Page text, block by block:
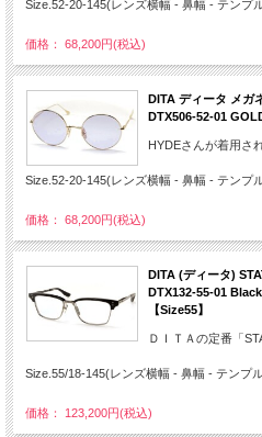
Size.52-20-145(レンズ横幅 - 鼻幅 - テンプ
価格： 68,200円(税込)
DITA ディータ メガ
DTX506-52-01
HYDEさんが着用さ
Size.52-20-145(レンズ横幅 - 鼻幅 - テンプ
価格： 68,200円(税込)
DITA (ディータ)
DTX132-55-01
【Size55】
ＤＩＴＡの定番「
Size.55/18-145(レンズ横幅 - 鼻幅 - テンプ
価格： 123,200円(税込)